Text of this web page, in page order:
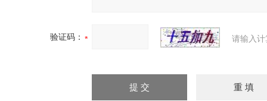
验证码： 请输入